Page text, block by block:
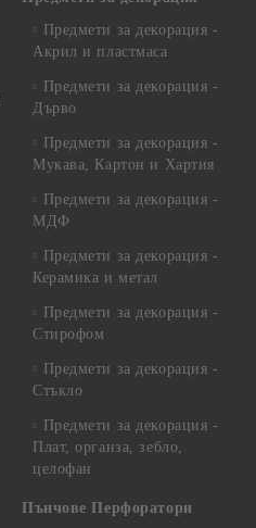
Предмети за декорация -
Акрил и пластмаса
Предмети за декорация -
Дърво
Предмети за декорация -
Мукава, Картон и Хартия
Предмети за декорация -
МДФ
Предмети за декорация -
Керамика и метал
Предмети за декорация -
Стирофом
Предмети за декорация -
Стъкло
Предмети за декорация -
Плат, органза, зебло,
целофан
Пънчове Перфоратори